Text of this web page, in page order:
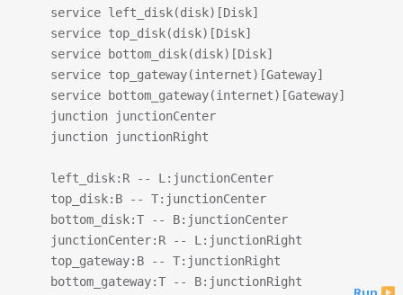
    service left_disk(disk)[Disk]
    service top_disk(disk)[Disk]
    service bottom_disk(disk)[Disk]
    service top_gateway(internet)[Gateway]
    service bottom_gateway(internet)[Gateway]
    junction junctionCenter
    junction junctionRight
    left_disk:R -- L:junctionCenter
    top_disk:B -- T:junctionCenter
    bottom_disk:T -- B:junctionCenter
    junctionCenter:R -- L:junctionRight
    top_gateway:B -- T:junctionRight